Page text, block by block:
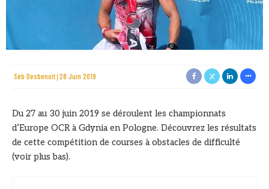
Sèb Desbenoit 28 Juin 2019
Du 27 au 30 juin 2019 se déroulent les championnats
d’Europe OCR à Gdynia en Pologne. Découvrez les résultats
de cette compétition de courses à obstacles de difficulté
(voir plus bas).